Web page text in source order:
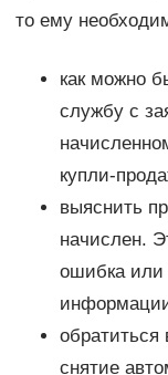
то ему
как можно
службу с
купли-
выяснить
начислен.
ошибка или
снятие